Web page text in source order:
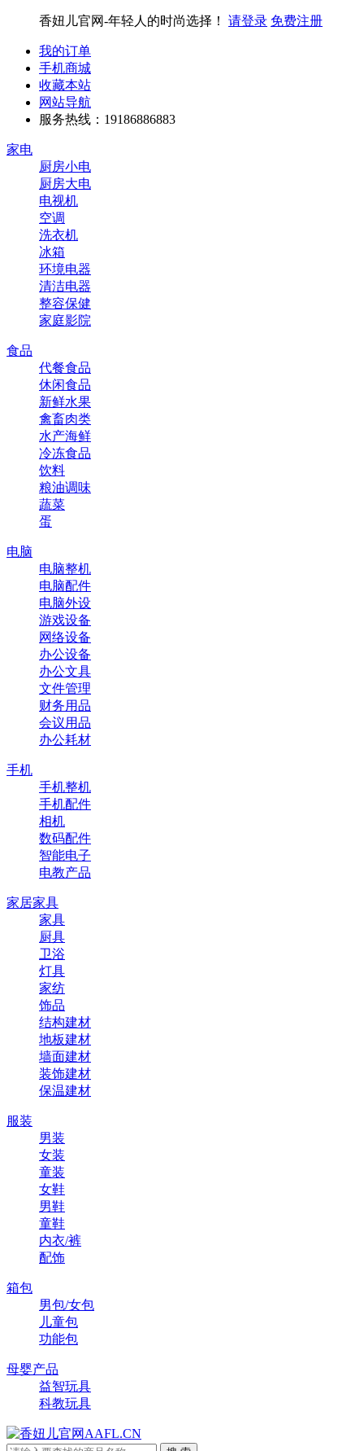
香妞儿官网-年轻人的时尚选择！ 请登录 免费注册
我的订单
手机商城
收藏本站
网站导航
服务热线：19186886883
家电
厨房小电
厨房大电
电视机
空调
洗衣机
冰箱
环境电器
清洁电器
整容保健
家庭影院
食品
代餐食品
休闲食品
新鲜水果
禽畜肉类
水产海鲜
冷冻食品
饮料
粮油调味
蔬菜
蛋
电脑
电脑整机
电脑配件
电脑外设
游戏设备
网络设备
办公设备
办公文具
文件管理
财务用品
会议用品
办公耗材
手机
手机整机
手机配件
相机
数码配件
智能电子
电教产品
家居家具
家具
厨具
卫浴
灯具
家纺
饰品
结构建材
地板建材
墙面建材
装饰建材
保温建材
服装
男装
女装
童装
女鞋
男鞋
童鞋
内衣/裤
配饰
箱包
男包/女包
儿童包
功能包
母婴产品
益智玩具
科教玩具